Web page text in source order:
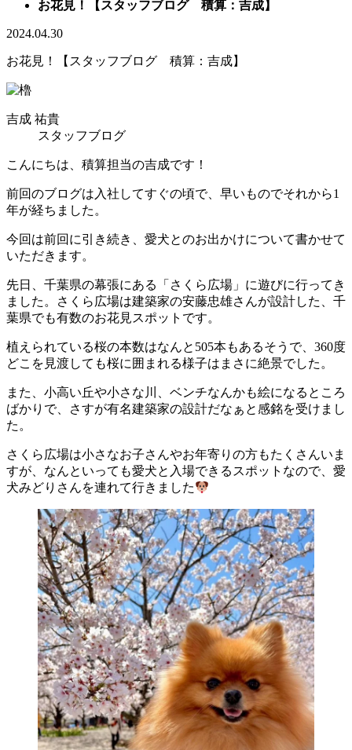
お花見！【スタッフブログ 積算：吉成】
2024.04.30
お花見！【スタッフブログ 積算：吉成】
吉成 祐貴
スタッフブログ
こんにちは、積算担当の吉成です！
前回のブログは入社してすぐの頃で、早いものでそれから1
年が経ちました。
今回は前回に引き続き、愛犬とのお出かけについて書かせて
いただきます。
先日、千葉県の幕張にある「さくら広場」に遊びに行ってき
ました。さくら広場は建築家の安藤忠雄さんが設計した、千
葉県でも有数のお花見スポットです。
植えられている桜の本数はなんと505本もあるそうで、360度
どこを見渡しても桜に囲まれる様子はまさに絶景でした。
また、小高い丘や小さな川、ベンチなんかも絵になるところ
ばかりで、さすが有名建築家の設計だなぁと感銘を受けまし
た。
さくら広場は小さなお子さんやお年寄りの方もたくさんいま
すが、なんといっても愛犬と入場できるスポットなので、愛
犬みどりさんを連れて行きました